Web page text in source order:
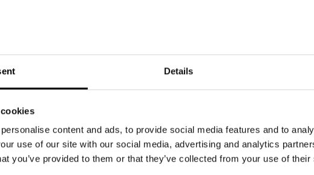
Details
content and ads, to provide social media features and to
use of our site with our social media, advertising and analytics
you’ve provided to them or that they’ve collected from your use of
20 000 har bokat biljetter till
våren 2027 släpps 19 maj
Intresset för höstens stora musikal Änglagård
är enormt. Hittills har 20 000 biljetter bokats och